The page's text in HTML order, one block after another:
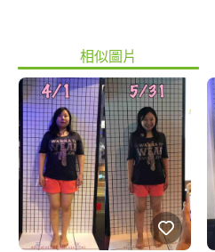
相似圖片